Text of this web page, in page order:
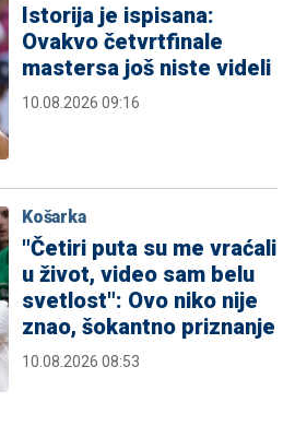
Istorija je ispisana:
Ovakvo četvrtfinale
mastersa još niste videli
10.08.2026 09:16
Košarka
"Četiri puta su me vraćali
u život, video sam belu
svetlost": Ovo niko nije
znao, šokantno priznanje
10.08.2026 08:53